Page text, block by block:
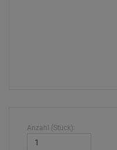
Anzahl (Stück):